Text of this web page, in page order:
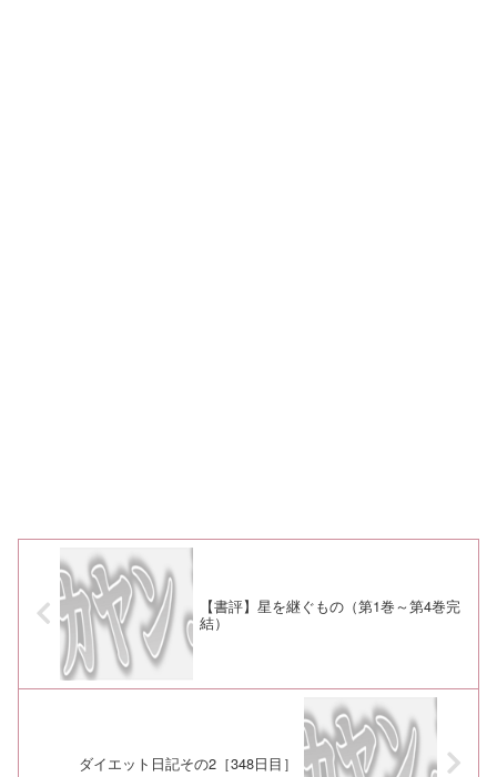
【書評】星を継ぐもの（第1巻～第4巻完
結）
ダイエット日記その2［348日目］